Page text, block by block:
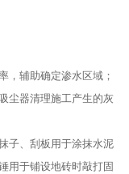
，辅助确定渗水区域；
尘器清理施工产生的灰
子、刮板用于涂抹水泥
用于铺设地砖时敲打固